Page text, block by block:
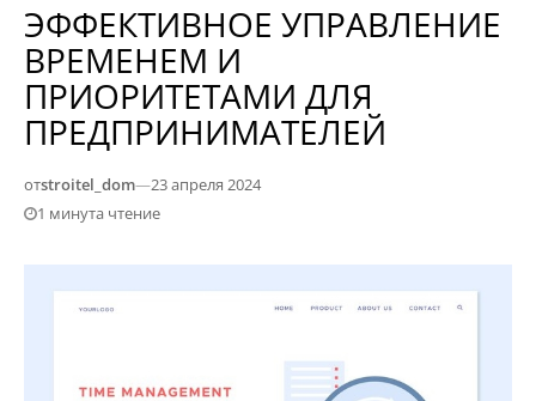
ЭФФЕКТИВНОЕ УПРАВЛЕНИЕ
ВРЕМЕНЕМ И
ПРИОРИТЕТАМИ ДЛЯ
ПРЕДПРИНИМАТЕЛЕЙ
отstroitel_dom—23 апреля 2024
1 минута чтение